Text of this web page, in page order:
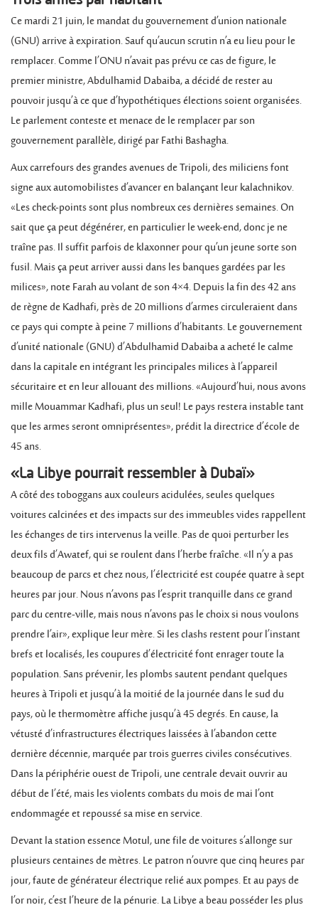
Ce mardi 21 juin, le mandat du gouvernement d’union nationale
(GNU) arrive à expiration. Sauf qu’aucun scrutin n’a eu lieu pour le
remplacer. Comme l’ONU n’avait pas prévu ce cas de figure, le
premier ministre, Abdulhamid Dabaiba, a décidé de rester au
pouvoir jusqu’à ce que d’hypothétiques élections soient organisées.
Le parlement conteste et menace de le remplacer par son
gouvernement parallèle, dirigé par Fathi Bashagha.
Aux carrefours des grandes avenues de Tripoli, des miliciens font
signe aux automobilistes d’avancer en balançant leur kalachnikov.
«Les check-points sont plus nombreux ces dernières semaines. On
sait que ça peut dégénérer, en particulier le week-end, donc je ne
traîne pas. Il suffit parfois de klaxonner pour qu’un jeune sorte son
fusil. Mais ça peut arriver aussi dans les banques gardées par les
milices», note Farah au volant de son 4×4. Depuis la fin des 42 ans
de règne de Kadhafi, près de 20 millions d’armes circuleraient dans
ce pays qui compte à peine 7 millions d’habitants. Le gouvernement
d’unité nationale (GNU) d’Abdulhamid Dabaiba a acheté le calme
dans la capitale en intégrant les principales milices à l’appareil
sécuritaire et en leur allouant des millions. «Aujourd’hui, nous avons
mille Mouammar Kadhafi, plus un seul! Le pays restera instable tant
que les armes seront omniprésentes», prédit la directrice d’école de
45 ans.
«La Libye pourrait ressembler à Dubaï»
A côté des toboggans aux couleurs acidulées, seules quelques
voitures calcinées et des impacts sur des immeubles vides rappellent
les échanges de tirs intervenus la veille. Pas de quoi perturber les
deux fils d’Awatef, qui se roulent dans l’herbe fraîche. «Il n’y a pas
beaucoup de parcs et chez nous, l’électricité est coupée quatre à sept
heures par jour. Nous n’avons pas l’esprit tranquille dans ce grand
parc du centre-ville, mais nous n’avons pas le choix si nous voulons
prendre l’air», explique leur mère. Si les clashs restent pour l’instant
brefs et localisés, les coupures d’électricité font enrager toute la
population. Sans prévenir, les plombs sautent pendant quelques
heures à Tripoli et jusqu’à la moitié de la journée dans le sud du
pays, où le thermomètre affiche jusqu’à 45 degrés. En cause, la
vétusté d’infrastructures électriques laissées à l’abandon cette
dernière décennie, marquée par trois guerres civiles consécutives.
Dans la périphérie ouest de Tripoli, une centrale devait ouvrir au
début de l’été, mais les violents combats du mois de mai l’ont
endommagée et repoussé sa mise en service.
Devant la station essence Motul, une file de voitures s’allonge sur
plusieurs centaines de mètres. Le patron n’ouvre que cinq heures par
jour, faute de générateur électrique relié aux pompes. Et au pays de
l’or noir, c’est l’heure de la pénurie. La Libye a beau posséder les plus